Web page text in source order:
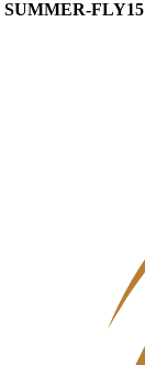
SUMMER-FLY15